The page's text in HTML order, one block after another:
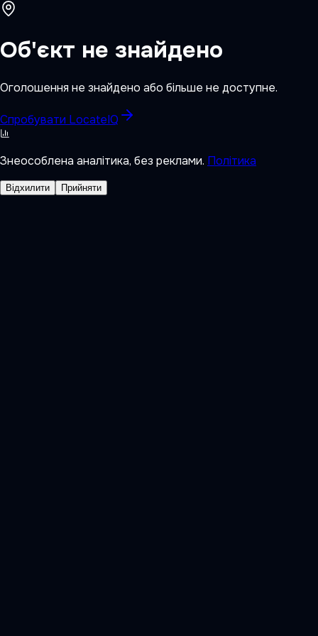
Об'єкт не знайдено
Оголошення не знайдено або більше не доступне.
Спробувати LocateIQ
Знеособлена аналітика, без реклами. Політика
Відхилити Прийняти